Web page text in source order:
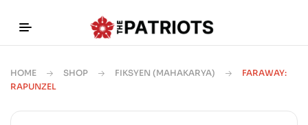
HOME SHOP FIKSYEN (MAHAKARYA)
FARAWAY:
RAPUNZEL